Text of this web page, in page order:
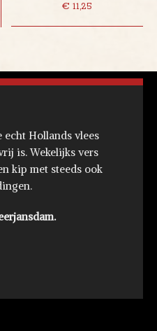
€ 11,25
echt Hollands vlees
is. Wekelijks vers
kip met steeds ook